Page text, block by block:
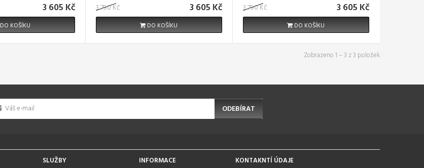
3 605 Kč
DO KOŠÍKU
3 790 Kč 3 605 Kč
DO KOŠÍKU
3 790 Kč 3 605 Kč
DO KOŠÍKU
Zobrazeno 1 – 3 z 3 položek
ODEBÍRAT
SLUŽBY INFORMACE KONTAKNTÍ ÚDAJE